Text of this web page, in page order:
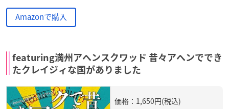
Amazonで購入
featuring満州アヘンスクワッド 昔々アヘンででき
たクレイジィな国がありました
価格：1,650円(税込)